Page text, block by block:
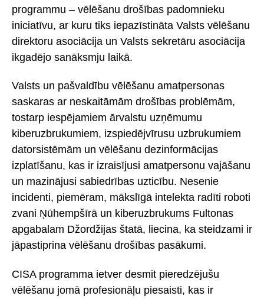
programmu – vēlēšanu drošības padomnieku
iniciatīvu, ar kuru tiks iepazīstināta Valsts vēlēšanu
direktoru asociācija un Valsts sekretāru asociācija
ikgadējo sanāksmju laikā.
Valsts un pašvaldību vēlēšanu amatpersonas
saskaras ar neskaitāmām drošības problēmām,
tostarp iespējamiem ārvalstu uzņēmumu
kiberuzbrukumiem, izspiedējvīrusu uzbrukumiem
datorsistēmām un vēlēšanu dezinformācijas
izplatīšanu, kas ir izraisījusi amatpersonu vajāšanu
un mazinājusi sabiedrības uzticību. Nesenie
incidenti, piemēram, mākslīgā intelekta radīti roboti
zvani Ņūhempšīrā un kiberuzbrukums Fultonas
apgabalam Džordžijas štatā, liecina, ka steidzami ir
jāpastiprina vēlēšanu drošības pasākumi.
CISA programma ietver desmit pieredzējušu
vēlēšanu jomā profesionāļu piesaisti, kas ir